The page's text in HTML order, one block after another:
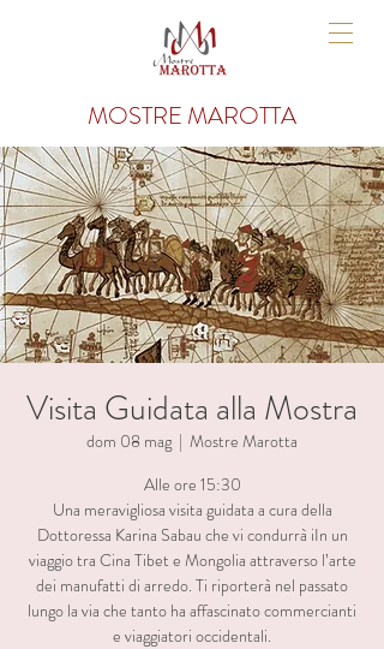
MOSTRE MAROTTA
Visita Guidata alla Mostra
dom 08 mag
  |
Mostre Marotta
Alle ore 15:30
Una meravigliosa visita guidata a cura della
Dottoressa Karina Sabau che vi condurrà iIn un
viaggio tra Cina Tibet e Mongolia attraverso l’arte
dei manufatti di arredo. Ti riporterà nel passato
lungo la via che tanto ha affascinato commercianti
e viaggiatori occidentali.